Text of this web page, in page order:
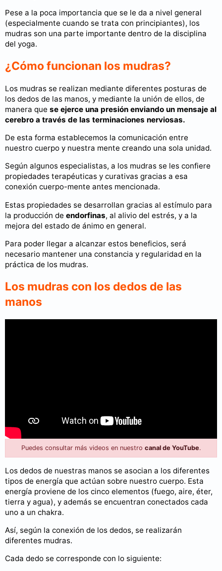
Pese a la poca importancia que se le da a nivel general
(especialmente cuando se trata con principiantes), los
mudras son una parte importante dentro de la disciplina
del yoga.
¿Cómo funcionan los mudras?
Los mudras se realizan mediante diferentes posturas de
los dedos de las manos, y mediante la unión de ellos, de
manera que se ejerce una presión enviando un mensaje al
cerebro a través de las terminaciones nerviosas.
De esta forma establecemos la comunicación entre
nuestro cuerpo y nuestra mente creando una sola unidad.
Según algunos especialistas, a los mudras se les confiere
propiedades terapéuticas y curativas gracias a esa
conexión cuerpo-mente antes mencionada.
Estas propiedades se desarrollan gracias al estímulo para
la producción de endorfinas, al alivio del estrés, y a la
mejora del estado de ánimo en general.
Para poder llegar a alcanzar estos beneficios, será
necesario mantener una constancia y regularidad en la
práctica de los mudras.
Los mudras con los dedos de las
manos
Puedes consultar más videos en nuestro canal de YouTube.
Los dedos de nuestras manos se asocian a los diferentes
tipos de energía que actúan sobre nuestro cuerpo. Esta
energía proviene de los cinco elementos (fuego, aire, éter,
tierra y agua), y además se encuentran conectados cada
uno a un chakra.
Así, según la conexión de los dedos, se realizarán
diferentes mudras.
Cada dedo se corresponde con lo siguiente: